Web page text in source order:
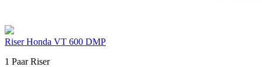
Riser Honda VT 600 DMP
1 Paar Riser